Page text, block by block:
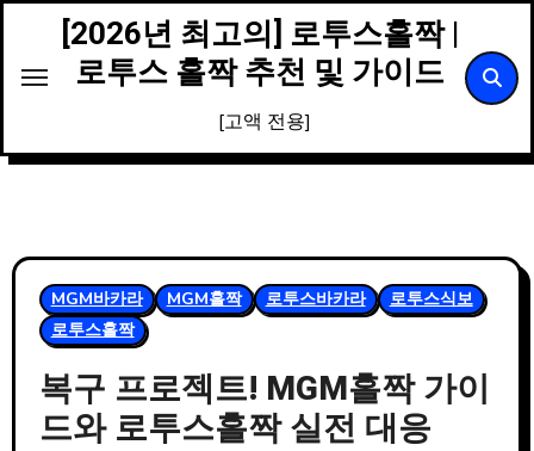
content
[2026년 최고의] 로투스홀짝 |
로투스 홀짝 추천 및 가이드
[고액 전용]
MGM바카라 MGM홀짝 로투스바카라
로투스식보
로투스홀짝
복구 프로젝트! MGM홀짝 가이
드와 로투스홀짝 실전 대응